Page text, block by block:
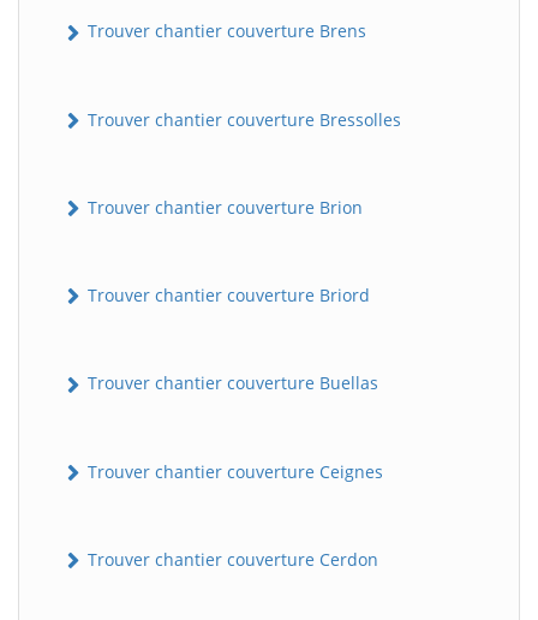
Trouver chantier couverture Brens
Trouver chantier couverture Bressolles
Trouver chantier couverture Brion
Trouver chantier couverture Briord
Trouver chantier couverture Buellas
Trouver chantier couverture Ceignes
Trouver chantier couverture Cerdon